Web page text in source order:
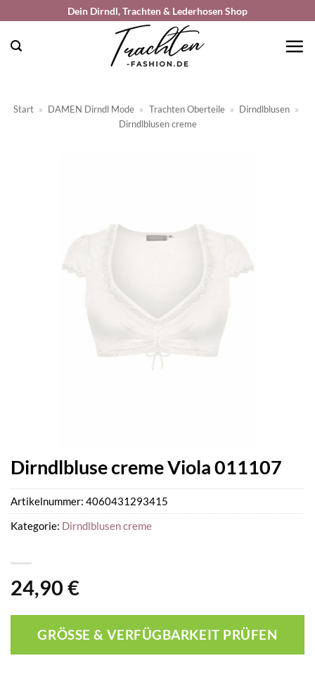
springen
Dein Dirndl, Trachten & Lederhosen Shop
Start » DAMEN Dirndl Mode » Trachten Oberteile » Dirndlblusen »
Dirndlblusen creme
Dirndlbluse creme Viola 011107
24,90 €
GRÖSSE & VERFÜGBARKEIT PRÜFEN
Artikelnummer: 4060431293415
Kategorie: Dirndlblusen creme